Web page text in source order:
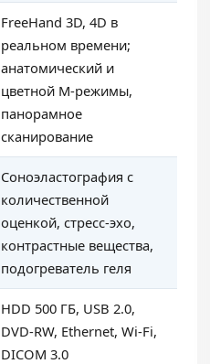
FreeHand 3D, 4D в
реальном времени;
анатомический и
цветной М-режимы,
панорамное
сканирование
Соноэластография с
количественной
оценкой, стресс-эхо,
контрастные вещества,
подогреватель геля
HDD 500 ГБ, USB 2.0,
DVD-RW, Ethernet, Wi-Fi,
DICOM 3.0